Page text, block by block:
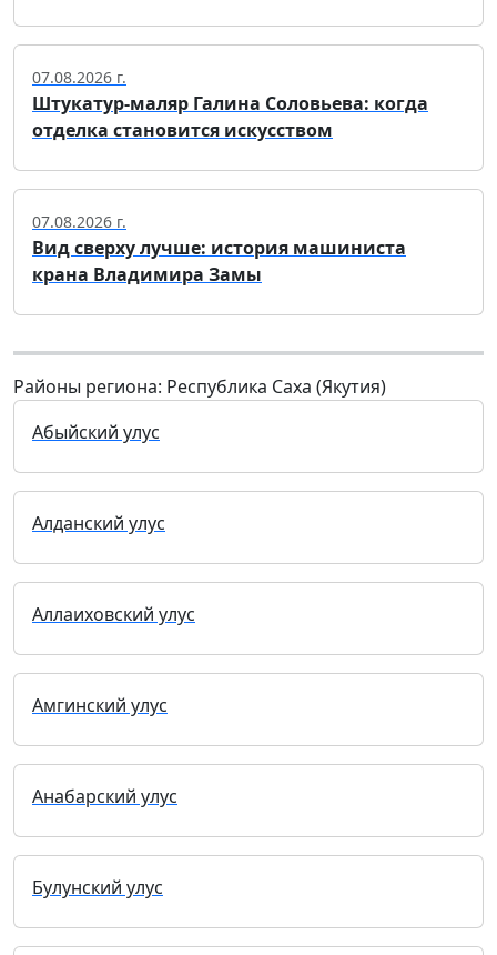
07.08.2026 г.
Штукатур-маляр Галина Соловьева: когда
отделка становится искусством
07.08.2026 г.
Вид сверху лучше: история машиниста
крана Владимира Замы
Районы региона: Республика Саха (Якутия)
Абыйский улус
Алданский улус
Аллаиховский улус
Амгинский улус
Анабарский улус
Булунский улус